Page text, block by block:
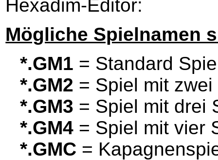
Hexadim-Editor:
Mögliche Spielnamen
*.GM1 = Standard
*.GM2 = Spiel mit
*.GM3 = Spiel mit drei
*.GM4 = Spiel mit vier
*.GMC =